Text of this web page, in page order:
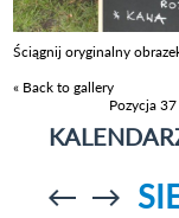
Ściągnij oryginalny
« Back to gallery
Pozycja
Przejdź do